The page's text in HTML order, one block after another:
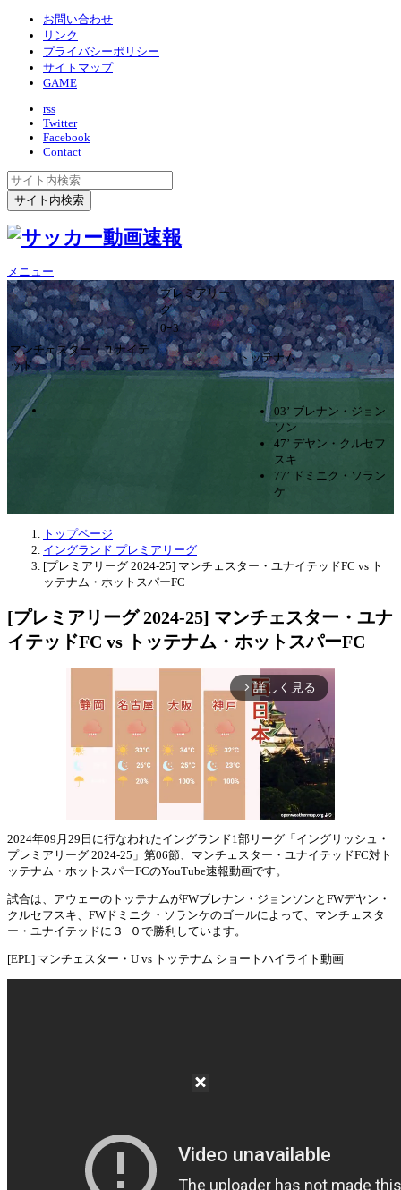
お問い合わせ
リンク
プライバシーポリシー
サイトマップ
GAME
rss
Twitter
Facebook
Contact
メニュー
プレミアリー
グ
0ｰ3
マンチェスター・ユナイテ
ッド
トッテナム
03’ ブレナン・ジョン
ソン
47’ デヤン・クルセフ
スキ
77’ ドミニク・ソラン
ケ
トップページ
イングランド プレミアリーグ
[プレミアリーグ 2024-25] マンチェスター・ユナイテッドFC vs ト
ッテナム・ホットスパーFC
[プレミアリーグ 2024-25] マンチェスター・ユナ
イテッドFC vs トッテナム・ホットスパーFC
arrow_forward_ios 詳しく見る
Mute
2024年09月29日に行なわれたイングランド1部リーグ「イングリッシュ・
プレミアリーグ 2024-25」第06節、マンチェスター・ユナイテッドFC対ト
ッテナム・ホットスパーFCのYouTube速報動画です。
試合は、アウェーのトッテナムがFWブレナン・ジョンソンとFWデヤン・
クルセフスキ、FWドミニク・ソランケのゴールによって、マンチェスタ
ー・ユナイテッドに３ｰ０で勝利しています。
[EPL] マンチェスター・U vs トッテナム ショートハイライト動画